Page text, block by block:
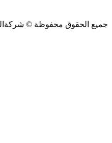
جميع الحقوق محفوظة ©